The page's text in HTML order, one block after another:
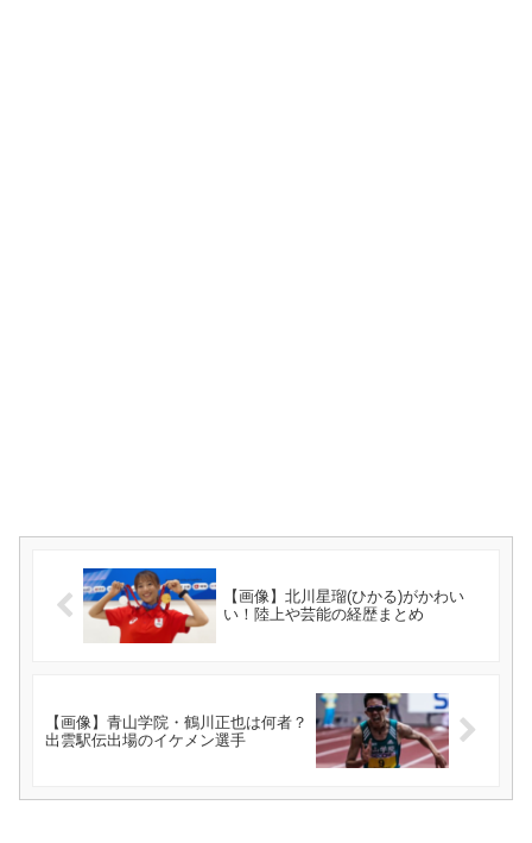
【画像】北川星瑠(ひかる)がかわい
い！陸上や芸能の経歴まとめ
【画像】青山学院・鶴川正也は何者？
出雲駅伝出場のイケメン選手